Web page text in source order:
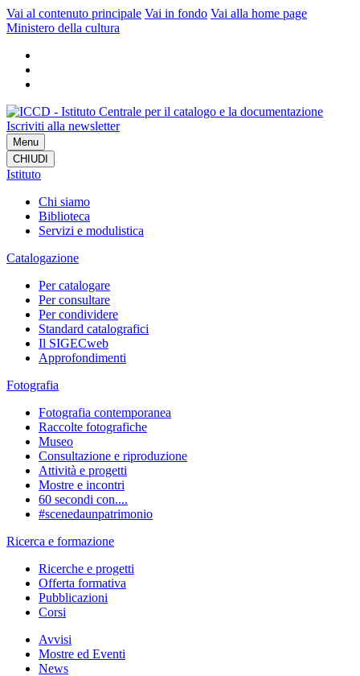
Vai al contenuto principale Vai in fondo Vai alla home page
Ministero della cultura
Iscriviti alla newsletter
Menu
CHIUDI
Istituto
Chi siamo
Biblioteca
Servizi e modulistica
Catalogazione
Per catalogare
Per consultare
Per condividere
Standard catalografici
Il SIGECweb
Approfondimenti
Fotografia
Fotografia contemporanea
Raccolte fotografiche
Museo
Consultazione e riproduzione
Attività e progetti
Mostre e incontri
60 secondi con....
#scenedaunpatrimonio
Ricerca e formazione
Ricerche e progetti
Offerta formativa
Pubblicazioni
Corsi
Avvisi
Mostre ed Eventi
News